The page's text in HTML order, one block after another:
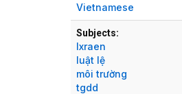
Vietnamese
Subjects:
Ixraen
luật lệ
môi trường
tgdd